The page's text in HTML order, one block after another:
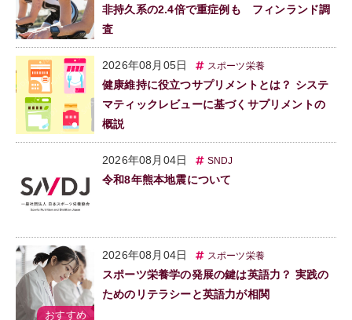
非持久系の2.4倍で重症例も フィンランド調
査
2026年08月05日 スポーツ栄養
健康維持に役立つサプリメントとは？ システ
マティックレビューに基づくサプリメントの
概説
2026年08月04日 SNDJ
令和8年熊本地震について
2026年08月04日 スポーツ栄養
スポーツ栄養学の発展の鍵は英語力？ 実践の
ためのリテラシーと英語力が相関